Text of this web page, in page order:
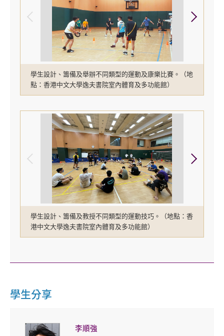
學生設計、籌備及舉辦不同類型的運動及康樂比賽。（地
點：香港中文大學逸夫書院室內體育及多功能館）
學生設計、籌備及教授不同類型的運動技巧。（地點：香
港中文大學逸夫書院室內體育及多功能館）
學生分享
李順強